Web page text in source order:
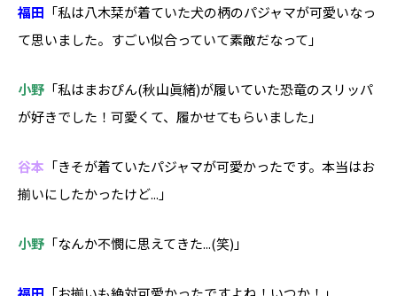
福田 「私は八木栞が着ていた犬の柄のパジャマが可愛いなっ
て思いました。すごい似合っていて素敵だなって」
小野 「私はまおぴん(秋山眞緒)が履いていた恐竜のスリッパ
が好きでした！可愛くて、履かせてもらいました」
谷本 「きそが着ていたパジャマが可愛かったです。本当はお
揃いにしたかったけど...」
小野 「なんか不憫に思えてきた...(笑)」